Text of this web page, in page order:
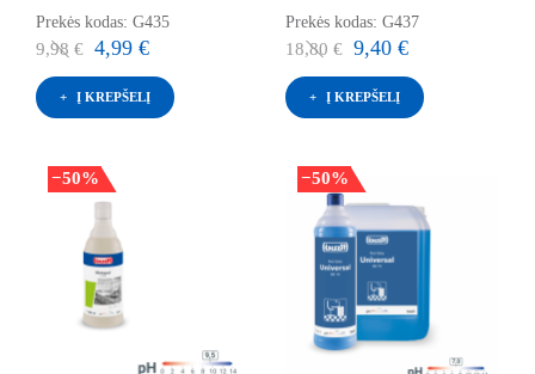
Prekės kodas: G435
9,98 € 4,99 €
Į KREPŠELĮ
Prekės kodas: G437
18,80 € 9,40 €
Į KREPŠELĮ
−50% −50%